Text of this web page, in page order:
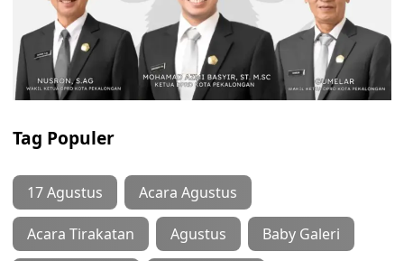
Tag Populer
17 Agustus Acara Agustus
Acara Tirakatan Agustus Baby Galeri